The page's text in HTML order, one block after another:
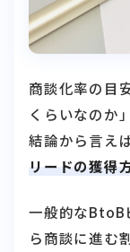
商談化率の目
くらいなのか
結論から言えば
リードの獲得
一般的なBtoB
ら商談に進む